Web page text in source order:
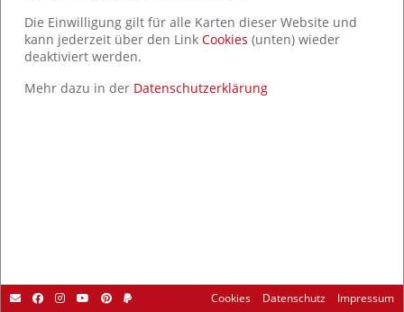
Die Einwilligung gilt für alle Karten dieser Website und
kann jederzeit über den Link Cookies (unten) wieder
deaktiviert werden.
Mehr dazu in der Datenschutzerklärung
Cookies Datenschutz Impressum